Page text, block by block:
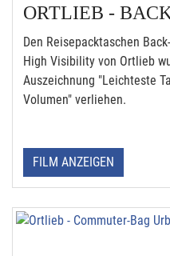
ORTLIEB -
Den Reisepacktaschen
High Visibility von Ortlieb
Auszeichnung "Leichteste
Volumen" verliehen.
FILM ANZEIGEN